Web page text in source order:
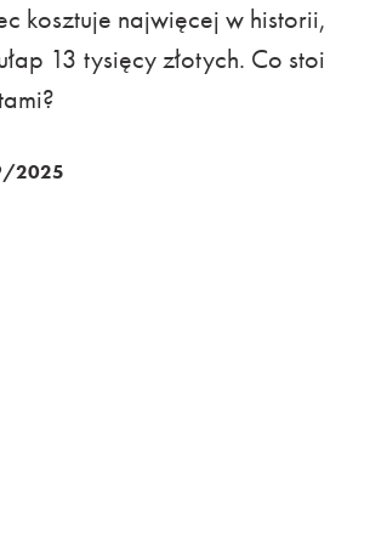
kosztuje najwięcej w historii,
13 tysięcy złotych. Co stoi
2025